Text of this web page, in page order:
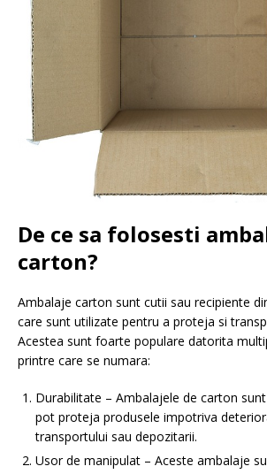
De ce sa folosesti
carton?
Ambalaje carton sunt cutii sau recipiente
care sunt utilizate pentru a proteja si
Acestea sunt foarte populare datorita
printre care se numara:
Durabilitate – Ambalajele de carton
pot proteja produsele impotriva
transportului sau depozitarii.
Usor de manipulat – Aceste ambalaje